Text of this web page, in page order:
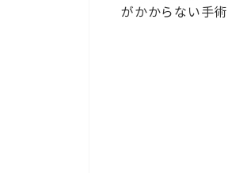
がかからない手